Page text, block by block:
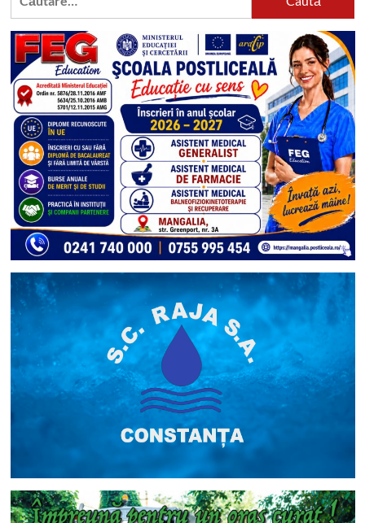
pentru
Senatul
României:
Toți
copiii
merită
egale
la
educație